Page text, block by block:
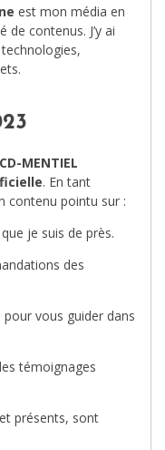
est mon média en
contenus. J’y ai
MENTIEL
. En tant
contenu pointu sur :
je suis de près.
des
vous guider dans
témoignages
présents, sont